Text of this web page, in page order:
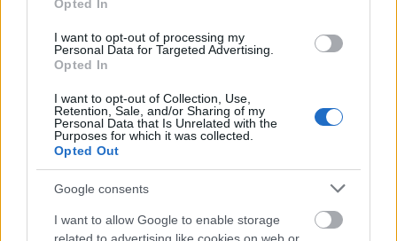
Opted In
I want to opt-out of processing my
Personal Data for Targeted Advertising.
Opted In
I want to opt-out of Collection, Use,
Retention, Sale, and/or Sharing of my
Personal Data that Is Unrelated with the
Purposes for which it was collected.
Opted Out
Google consents
I want to allow Google to enable storage
μόνο 2 ημέρες στα χέρια σας
ΑΣΕΠ: Εξ αποστάσεως η πιο Εύκολη
Πιστοποίηση Υπολογιστών σε 2
μέρες